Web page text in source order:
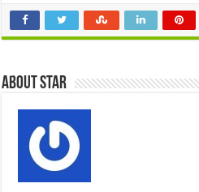
About star